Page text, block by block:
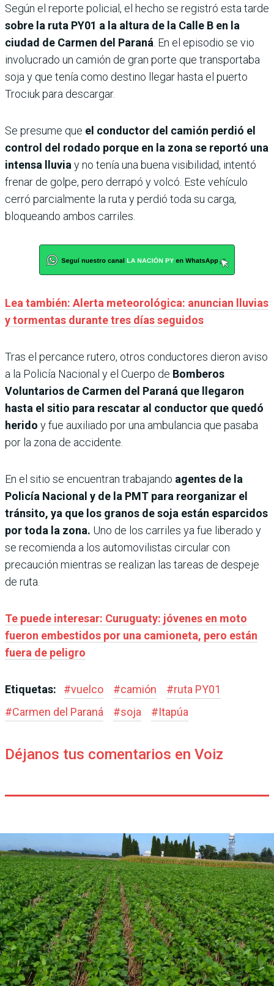
Según el reporte policial, el hecho se registró esta tarde
sobre la ruta PY01 a la altura de la Calle B en la
ciudad de Carmen del Paraná . En el episodio se vio
involucrado un camión de gran porte que transportaba
soja y que tenía como destino llegar hasta el puerto
Trociuk para descargar.
Se presume que el conductor del camión perdió el
control del rodado porque en la zona se reportó una
intensa lluvia y no tenía una buena visibilidad, intentó
frenar de golpe, pero derrapó y volcó. Este vehículo
cerró parcialmente la ruta y perdió toda su carga,
bloqueando ambos carriles.
Lea también: Alerta meteorológica: anuncian lluvias
y tormentas durante tres días seguidos
Tras el percance rutero, otros conductores dieron aviso
a la Policía Nacional y el Cuerpo de Bomberos
Voluntarios de Carmen del Paraná que llegaron
hasta el sitio para rescatar al conductor que quedó
herido y fue auxiliado por una ambulancia que pasaba
por la zona de accidente.
En el sitio se encuentran trabajando agentes de la
Policía Nacional y de la PMT para reorganizar el
tránsito, ya que los granos de soja están esparcidos
por toda la zona. Uno de los carriles ya fue liberado y
se recomienda a los automovilistas circular con
precaución mientras se realizan las tareas de despeje
de ruta.
Te puede interesar: Curuguaty: jóvenes en moto
fueron embestidos por una camioneta, pero están
fuera de peligro
Etiquetas: #vuelco #camión #ruta PY01
#Carmen del Paraná #soja #Itapúa
Déjanos tus comentarios en Voiz